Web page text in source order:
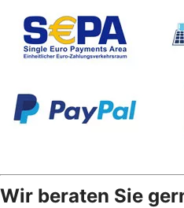
Wir beraten Sie